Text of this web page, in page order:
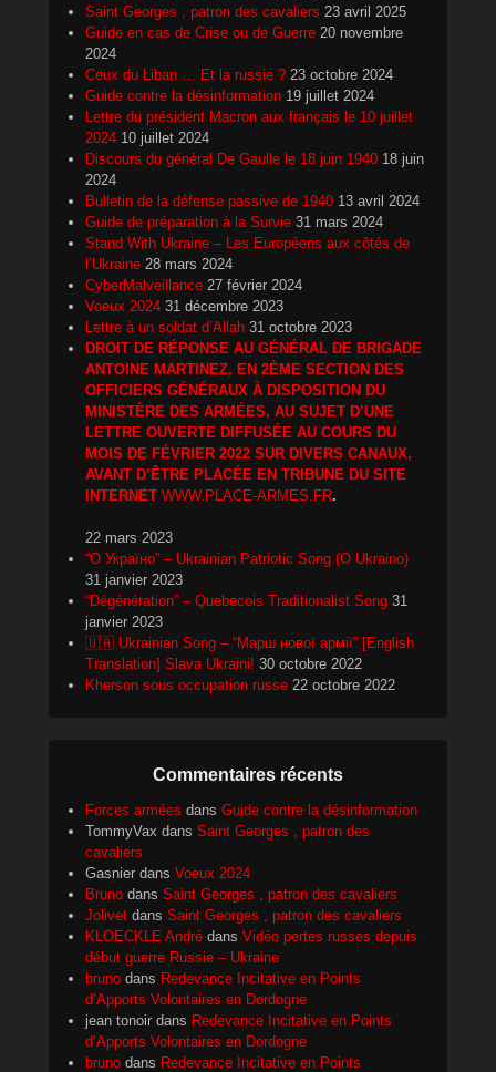
Saint Georges , patron des cavaliers 23 avril 2025
Guide en cas de Crise ou de Guerre 20 novembre
2024
Ceux du Liban … Et la russie ? 23 octobre 2024
Guide contre la désinformation 19 juillet 2024
Lettre du président Macron aux français le 10 juillet
2024 10 juillet 2024
Discours du général De Gaulle le 18 juin 1940 18 juin
2024
Bulletin de la défense passive de 1940 13 avril 2024
Guide de préparation à la Survie 31 mars 2024
Stand With Ukraine – Les Européens aux côtés de
l’Ukraine 28 mars 2024
CyberMalveillance 27 février 2024
Voeux 2024 31 décembre 2023
Lettre à un soldat d’Allah 31 octobre 2023
DROIT DE RÉPONSE AU GÉNÉRAL DE BRIGADE
ANTOINE MARTINEZ, EN 2ÈME SECTION DES
OFFICIERS GÉNÉRAUX À DISPOSITION DU
MINISTÈRE DES ARMÉES, AU SUJET D’UNE
LETTRE OUVERTE DIFFUSÉE AU COURS DU
MOIS DE FÉVRIER 2022 SUR DIVERS CANAUX,
AVANT D’ÊTRE PLACÉE EN TRIBUNE DU SITE
INTERNET WWW.PLACE-ARMES.FR.
22 mars 2023
“О Україно” – Ukrainian Patriotic Song (O Ukraino)
31 janvier 2023
“Dégénération” – Quebecois Traditionalist Song 31
janvier 2023
🇺🇦 Ukrainian Song – “Марш нової армії” [English
Translation] Slava Ukraini! 30 octobre 2022
Kherson sous occupation russe 22 octobre 2022
Commentaires récents
Forces armées dans Guide contre la désinformation
TommyVax dans Saint Georges , patron des
cavaliers
Gasnier dans Voeux 2024
Bruno dans Saint Georges , patron des cavaliers
Jolivet dans Saint Georges , patron des cavaliers
KLOECKLE André dans Vidéo pertes russes depuis
début guerre Russie – Ukraine
bruno dans Redevance Incitative en Points
d’Apports Volontaires en Dordogne
jean tonoir dans Redevance Incitative en Points
d’Apports Volontaires en Dordogne
bruno dans Redevance Incitative en Points